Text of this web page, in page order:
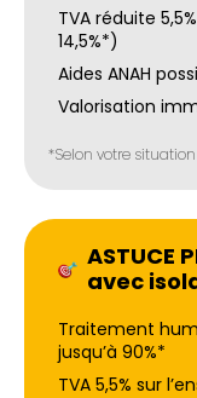
TVA réduite
14,5%*)
Aides ANAH
Valorisation
*Selon votre
ASTUCE
avec
Traitement
jusqu’à 90%*
TVA 5,5% sur